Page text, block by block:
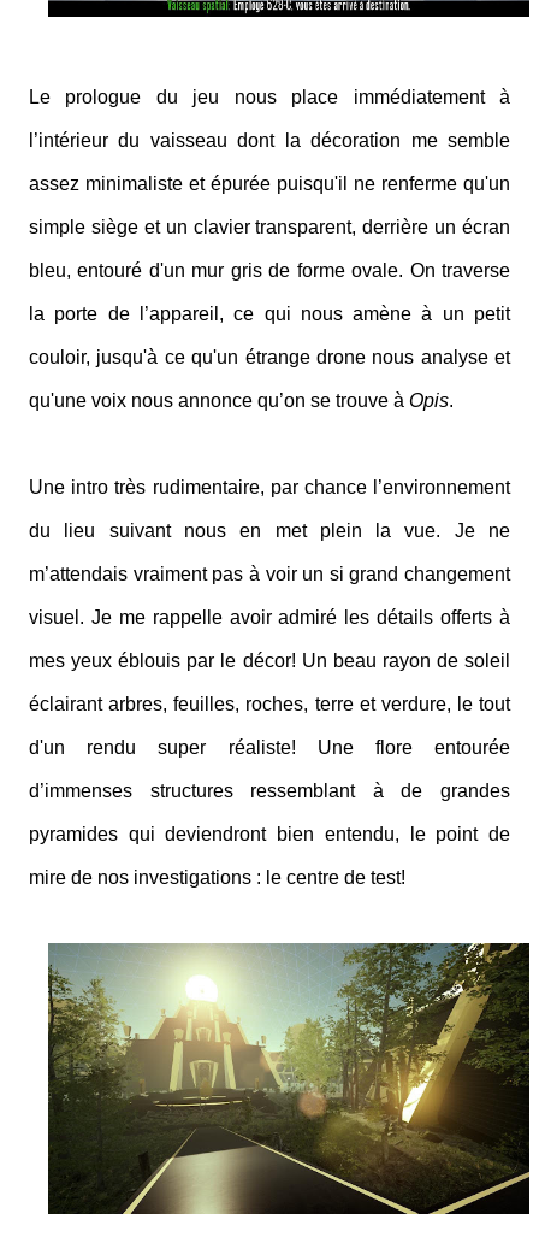
Le prologue du jeu nous place immédiatement à
l’intérieur du vaisseau dont la décoration me semble
assez minimaliste et épurée puisqu'il ne renferme qu'un
simple siège et un clavier transparent, derrière un écran
bleu, entouré d'un mur gris de forme ovale. On traverse
la porte de l’appareil, ce qui nous amène à un petit
couloir, jusqu'à ce qu'un étrange drone nous analyse et
qu'une voix nous annonce qu’on se trouve à Opis.
Une intro très rudimentaire, par chance l’environnement
du lieu suivant nous en met plein la vue. Je ne
m’attendais vraiment pas à voir un si grand changement
visuel. Je me rappelle avoir admiré les détails offerts à
mes yeux éblouis par le décor! Un beau rayon de soleil
éclairant arbres, feuilles, roches, terre et verdure, le tout
d'un rendu super réaliste! Une flore entourée
d’immenses structures ressemblant à de grandes
pyramides qui deviendront bien entendu, le point de
mire de nos investigations : le centre de test!